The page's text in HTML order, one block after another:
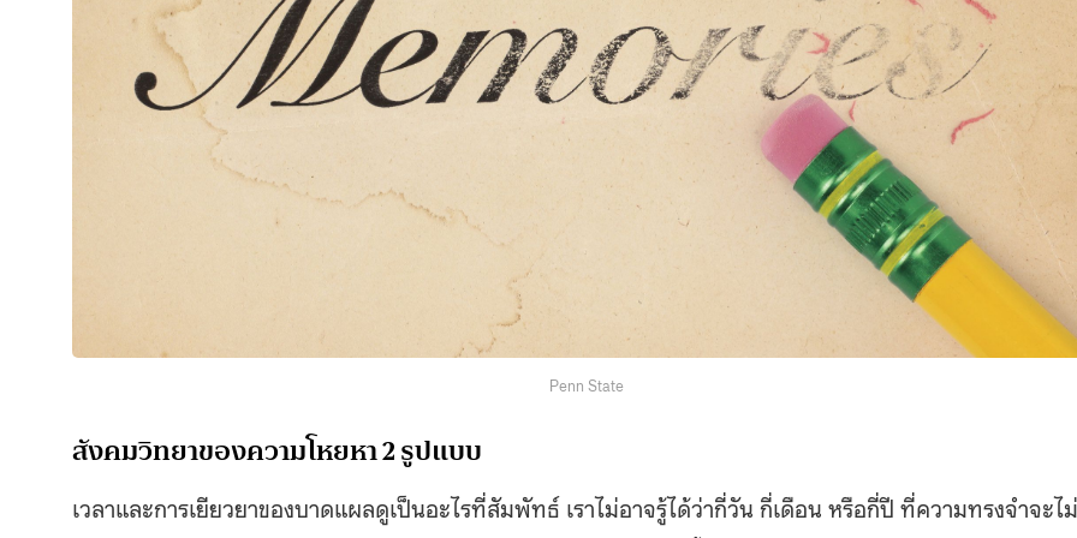
Penn State
สังคมวิทยาของความโหยหา 2 รูปแบบ
เวลาและการเยียวยาของบาดแผลดูเป็นอะไรที่สัมพัทธ์ เราไม่อาจรู้ได้ว่ากี่วัน กี่เดือน หรือกี่ปี ที่ความทรงจำจะไม่